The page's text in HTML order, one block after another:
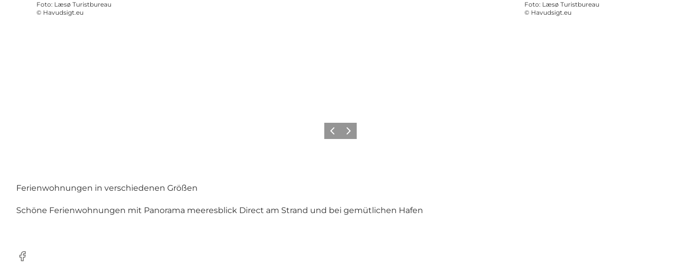
Foto: Læsø Turistbureau
© Havudsigt.eu
Foto: Læsø Turistbureau
© Havudsigt.eu
ZurückWeiter
Ferienwohnungen in verschiedenen Größen
Schöne Ferienwohnungen mit Panorama meeresblick Direct am Strand und bei gemütlichen Hafen
Facebook